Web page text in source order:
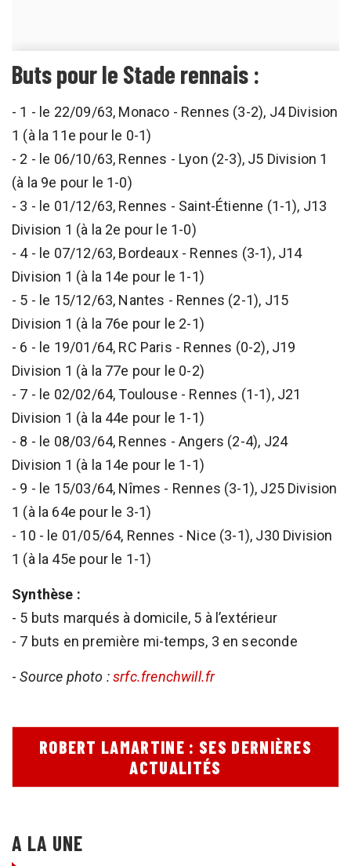
Buts pour le Stade rennais :
- 1 - le 22/09/63, Monaco - Rennes (3-2), J4 Division
1 (à la 11e pour le 0-1)
- 2 - le 06/10/63, Rennes - Lyon (2-3), J5 Division 1
(à la 9e pour le 1-0)
- 3 - le 01/12/63, Rennes - Saint-Étienne (1-1), J13
Division 1 (à la 2e pour le 1-0)
- 4 - le 07/12/63, Bordeaux - Rennes (3-1), J14
Division 1 (à la 14e pour le 1-1)
- 5 - le 15/12/63, Nantes - Rennes (2-1), J15
Division 1 (à la 76e pour le 2-1)
- 6 - le 19/01/64, RC Paris - Rennes (0-2), J19
Division 1 (à la 77e pour le 0-2)
- 7 - le 02/02/64, Toulouse - Rennes (1-1), J21
Division 1 (à la 44e pour le 1-1)
- 8 - le 08/03/64, Rennes - Angers (2-4), J24
Division 1 (à la 14e pour le 1-1)
- 9 - le 15/03/64, Nîmes - Rennes (3-1), J25 Division
1 (à la 64e pour le 3-1)
- 10 - le 01/05/64, Rennes - Nice (3-1), J30 Division
1 (à la 45e pour le 1-1)
Synthèse :
- 5 buts marqués à domicile, 5 à l’extérieur
- 7 buts en première mi-temps, 3 en seconde
-Source photo :srfc.frenchwill.fr
ROBERT LAMARTINE : SES DERNIÈRES
ACTUALITÉS
A LA UNE